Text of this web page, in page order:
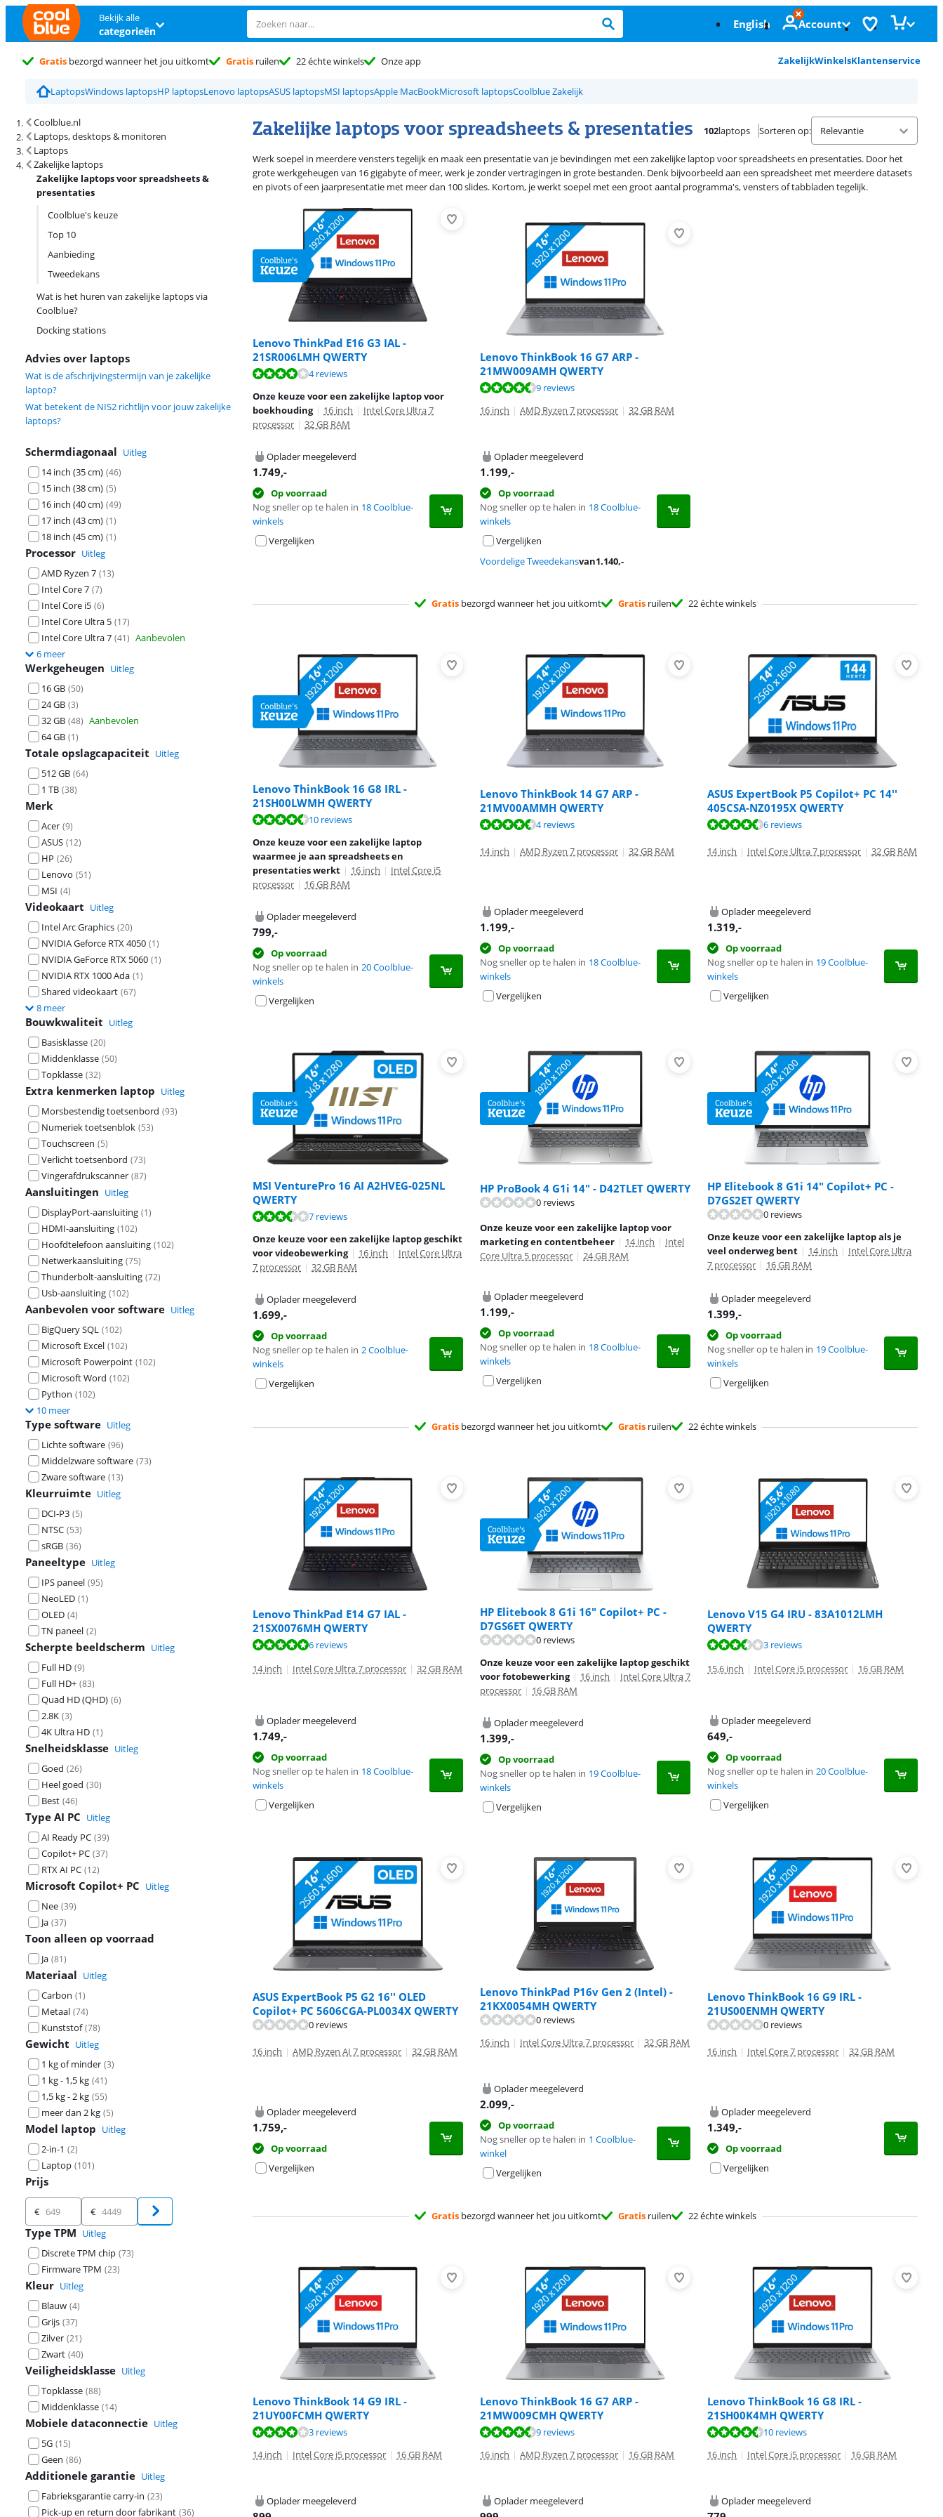
Bekijk alle
categorieën English Account
Gratis bezorgd wanneer het jou uitkomt Gratis ruilen 22 échte winkels Onze app ZakelijkWinkelsKlantenservice
LaptopsWindows laptopsHP laptopsLenovo laptopsASUS laptopsMSI laptopsApple MacBookMicrosoft laptopsCoolblue Zakelijk
Coolblue.nl
Laptops, desktops & monitoren
Laptops
Zakelijke laptops
Zakelijke laptops voor spreadsheets &
presentaties
Coolblue's keuze
Top 10
Aanbieding
Tweedekans
Wat is het huren van zakelijke laptops via
Coolblue?
Docking stations
Advies over laptops
Wat is de afschrijvingstermijn van je zakelijke
laptop?
Wat betekent de NIS2 richtlijn voor jouw zakelijke
laptops?
Schermdiagonaal Uitleg
14 inch (35 cm) (46)
15 inch (38 cm) (5)
16 inch (40 cm) (49)
17 inch (43 cm) (1)
18 inch (45 cm) (1)
Processor Uitleg
AMD Ryzen 7 (13)
Intel Core 7 (7)
Intel Core i5 (6)
Intel Core Ultra 5 (17)
Intel Core Ultra 7 (41) Aanbevolen
6 meer
Werkgeheugen Uitleg
16 GB (50)
24 GB (3)
32 GB (48) Aanbevolen
64 GB (1)
Totale opslagcapaciteit Uitleg
512 GB (64)
1 TB (38)
Merk
Acer (9)
ASUS (12)
HP (26)
Lenovo (51)
MSI (4)
Videokaart Uitleg
Intel Arc Graphics (20)
NVIDIA Geforce RTX 4050 (1)
NVIDIA GeForce RTX 5060 (1)
NVIDIA RTX 1000 Ada (1)
Shared videokaart (67)
8 meer
Bouwkwaliteit Uitleg
Basisklasse (20)
Middenklasse (50)
Topklasse (32)
Extra kenmerken laptop Uitleg
Morsbestendig toetsenbord (93)
Numeriek toetsenblok (53)
Touchscreen (5)
Verlicht toetsenbord (73)
Vingerafdrukscanner (87)
Aansluitingen Uitleg
DisplayPort-aansluiting (1)
HDMI-aansluiting (102)
Hoofdtelefoon aansluiting (102)
Netwerkaansluiting (75)
Thunderbolt-aansluiting (72)
Usb-aansluiting (102)
Aanbevolen voor software Uitleg
BigQuery SQL (102)
Microsoft Excel (102)
Microsoft Powerpoint (102)
Microsoft Word (102)
Python (102)
10 meer
Type software Uitleg
Lichte software (96)
Middelzware software (73)
Zware software (13)
Kleurruimte Uitleg
DCI-P3 (5)
NTSC (53)
sRGB (36)
Paneeltype Uitleg
IPS paneel (95)
NeoLED (1)
OLED (4)
TN paneel (2)
Scherpte beeldscherm Uitleg
Full HD (9)
Full HD+ (83)
Quad HD (QHD) (6)
2.8K (3)
4K Ultra HD (1)
Snelheidsklasse Uitleg
Goed (26)
Heel goed (30)
Best (46)
Type AI PC Uitleg
AI Ready PC (39)
Copilot+ PC (37)
RTX AI PC (12)
Microsoft Copilot+ PC Uitleg
Nee (39)
Ja (37)
Toon alleen op voorraad
Ja (81)
Materiaal Uitleg
Carbon (1)
Metaal (74)
Kunststof (78)
Gewicht Uitleg
1 kg of minder (3)
1 kg - 1,5 kg (41)
1,5 kg - 2 kg (55)
meer dan 2 kg (5)
Model laptop Uitleg
2-in-1 (2)
Laptop (101)
Prijs
Prijs
€ €
Type TPM Uitleg
Discrete TPM chip (73)
Firmware TPM (23)
Kleur Uitleg
Blauw (4)
Grijs (37)
Zilver (21)
Zwart (40)
Veiligheidsklasse Uitleg
Topklasse (88)
Middenklasse (14)
Mobiele dataconnectie Uitleg
5G (15)
Geen (86)
Additionele garantie Uitleg
Fabrieksgarantie carry-in (23)
Pick-up en return door fabrikant (36)
Zakelijke laptops voor spreadsheets & presentaties
Zoekresultaten en sortering
102laptops Sorteren op:
Werk soepel in meerdere vensters tegelijk en maak een presentatie van je bevindingen met een zakelijke laptop voor spreadsheets en presentaties. Door het
grote werkgeheugen van 16 gigabyte of meer, werk je zonder vertragingen in grote bestanden. Denk bijvoorbeeld aan een spreadsheet met meerdere datasets
en pivots of een jaarpresentatie met meer dan 100 slides. Kortom, je werkt soepel met een groot aantal programma's, vensters of tabbladen tegelijk.
Lenovo ThinkPad E16 G3 IAL -
21SR006LMH QWERTY
Beoordeling is 8,3 van de 10, gebaseerd op 4 reviews.
4 reviews
Onze keuze voor een zakelijke laptop voor
boekhouding | 16 inch | Intel Core Ultra 7
processor | 32 GB RAM
Oplader meegeleverd
1.749,-
Op voorraad
Nog sneller op te halen in 18 Coolblue-
winkels
Vergelijken
Lenovo ThinkBook 16 G7 ARP -
21MW009AMH QWERTY
9 reviews
16 inch | AMD Ryzen 7 processor | 32 GB RAM
Oplader meegeleverd
1.199,-
Op voorraad
Nog sneller op te halen in 18 Coolblue-
winkels
Vergelijken
Voordelige Tweedekansvan1.140,-
Gratisbezorgd wanneer het jou uitkomt Gratisruilen 22 échte winkels
Lenovo ThinkBook 16 G8 IRL -
21SH00LWMH QWERTY
Beoordeling is 8,5 van de 10, gebaseerd op 10 reviews.
10 reviews
Onze keuze voor een zakelijke laptop
waarmee je aan spreadsheets en
presentaties werkt | 16 inch | Intel Core i5
processor | 16 GB RAM
Oplader meegeleverd
799,-
Op voorraad
Nog sneller op te halen in 20 Coolblue-
winkels
Vergelijken
Lenovo ThinkBook 14 G7 ARP -
21MV00AMMH QWERTY
Beoordeling is 9,3 van de 10, gebaseerd op 4 reviews. 4 reviews
14 inch | AMD Ryzen 7 processor | 32 GB RAM
Oplader meegeleverd
1.199,-
Op voorraad
Nog sneller op te halen in 18 Coolblue-
winkels
Vergelijken
ASUS ExpertBook P5 Copilot+ PC 14''
405CSA-NZ0195X QWERTY
Beoordeling is 9,1 van de 10, gebaseerd op 6 reviews. 6 reviews
14 inch | Intel Core Ultra 7 processor | 32 GB RAM
Oplader meegeleverd
1.319,-
Op voorraad
Nog sneller op te halen in 19 Coolblue-
winkels
Vergelijken
MSI VenturePro 16 AI A2HVEG-025NL
QWERTY
Beoordeling is 7,0 van de 10, gebaseerd op 7 reviews.
7 reviews
Onze keuze voor een zakelijke laptop geschikt
voor videobewerking | 16 inch | Intel Core Ultra
7 processor | 32 GB RAM
Oplader meegeleverd
1.699,-
Op voorraad
Nog sneller op te halen in 2 Coolblue-
winkels
Vergelijken
HP ProBook 4 G1i 14" - D42TLET QWERTY
0 reviews
Onze keuze voor een zakelijke laptop voor
marketing en contentbeheer | 14 inch | Intel
Core Ultra 5 processor | 24 GB RAM
Oplader meegeleverd
1.199,-
Op voorraad
Nog sneller op te halen in 18 Coolblue-
winkels
Vergelijken
HP Elitebook 8 G1i 14" Copilot+ PC -
D7GS2ET QWERTY
0 reviews
Onze keuze voor een zakelijke laptop als je
veel onderweg bent | 14 inch | Intel Core Ultra
7 processor | 16 GB RAM
Oplader meegeleverd
1.399,-
Op voorraad
Nog sneller op te halen in 19 Coolblue-
winkels
Vergelijken
Gratisbezorgd wanneer het jou uitkomt Gratisruilen 22 échte winkels
Lenovo ThinkPad E14 G7 IAL -
21SX0076MH QWERTY
Beoordeling is 9,6 van de 10, gebaseerd op 6 reviews.
6 reviews
14 inch | Intel Core Ultra 7 processor | 32 GB RAM
Oplader meegeleverd
1.749,-
Op voorraad
Nog sneller op te halen in 18 Coolblue-
winkels
Vergelijken
HP Elitebook 8 G1i 16" Copilot+ PC -
D7GS6ET QWERTY
0 reviews
Onze keuze voor een zakelijke laptop geschikt
voor fotobewerking | 16 inch | Intel Core Ultra 7
processor | 16 GB RAM
Oplader meegeleverd
1.399,-
Op voorraad
Nog sneller op te halen in 19 Coolblue-
winkels
Vergelijken
Lenovo V15 G4 IRU - 83A1012LMH
QWERTY
Beoordeling is 6,7 van de 10, gebaseerd op 3 reviews.
3 reviews
15,6 inch | Intel Core i5 processor | 16 GB RAM
Oplader meegeleverd
649,-
Op voorraad
Nog sneller op te halen in 20 Coolblue-
winkels
Vergelijken
ASUS ExpertBook P5 G2 16'' OLED
Copilot+ PC 5606CGA-PL0034X QWERTY
0 reviews
16 inch | AMD Ryzen AI 7 processor | 32 GB RAM
Oplader meegeleverd
1.759,-
Op voorraad
Vergelijken
Lenovo ThinkPad P16v Gen 2 (Intel) -
21KX0054MH QWERTY
0 reviews
16 inch | Intel Core Ultra 7 processor | 32 GB RAM
Oplader meegeleverd
2.099,-
Op voorraad
Nog sneller op te halen in 1 Coolblue-
winkel
Vergelijken
Lenovo ThinkBook 16 G9 IRL -
21US00ENMH QWERTY
0 reviews
16 inch | Intel Core 7 processor | 32 GB RAM
Oplader meegeleverd
1.349,-
Op voorraad
Vergelijken
Gratisbezorgd wanneer het jou uitkomt Gratisruilen 22 échte winkels
Lenovo ThinkBook 14 G9 IRL -
21UY00FCMH QWERTY
Beoordeling is 8,0 van de 10, gebaseerd op 3 reviews.
3 reviews
14 inch | Intel Core i5 processor | 16 GB RAM
Oplader meegeleverd
Lenovo ThinkBook 16 G7 ARP -
21MW009CMH QWERTY
Beoordeling is 8,7 van de 10, gebaseerd op 9 reviews.
9 reviews
16 inch | AMD Ryzen 7 processor | 16 GB RAM
Oplader meegeleverd
Lenovo ThinkBook 16 G8 IRL -
21SH00K4MH QWERTY
Beoordeling is 8,5 van de 10, gebaseerd op 10 reviews.
10 reviews
16 inch | Intel Core i5 processor | 16 GB RAM
Oplader meegeleverd